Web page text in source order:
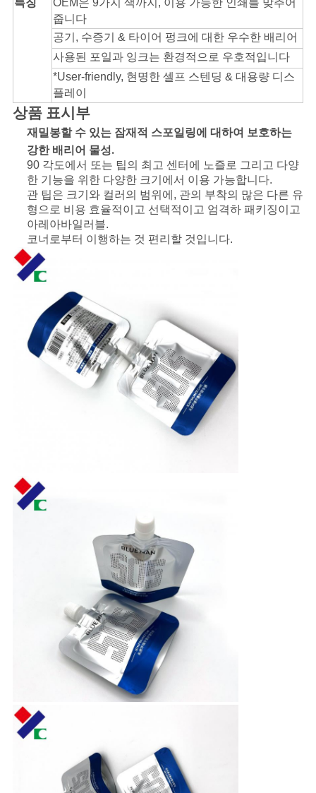
특징
OEM은 9가지 색까지, 이용 가능한 인쇄를 맞추어
줍니다
공기, 수증기 & 타이어 펑크에 대한 우수한 배리어
사용된 포일과 잉크는 환경적으로 우호적입니다
*User-friendly, 현명한 셀프 스텐딩 & 대용량 디스
플레이
상품 표시부
재밀봉할 수 있는 잠재적 스포일링에 대하여 보호하는
강한 배리어 물성.
90 각도에서 또는 팁의 최고 센터에 노즐로 그리고 다양
한 기능을 위한 다양한 크기에서 이용 가능합니다.
관 팁은 크기와 컬러의 범위에, 관의 부착의 많은 다른 유
형으로 비용 효율적이고 선택적이고 엄격하 패키징이고
아레아바일러블.
코너로부터 이행하는 것 편리할 것입니다.